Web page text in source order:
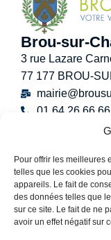
Pour offrir les meilleures
telles que les cookies
appareils. Le fait de
des données telles que
sur ce site. Le fait de ne
avoir un effet négatif sur
Brou-sur-
3 rue Lazare
77 177 BROU-
01 64 26 66 66
Lundi :8h30 –
Mardi :8h30 –
Mercredi :8h30 -
Jeudi : 8h30 –
13h30